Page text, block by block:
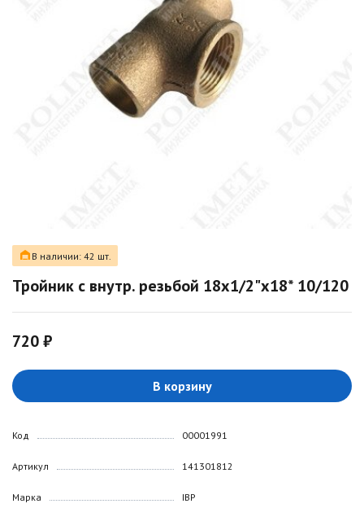
В наличии: 42 шт.
Тройник с внутр. резьбой 18х1/2"х18* 10/120
720 ₽
В корзину
Код
Артикул
Марка
00001991
141301812
IBP